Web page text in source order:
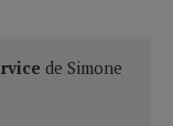
de Simone